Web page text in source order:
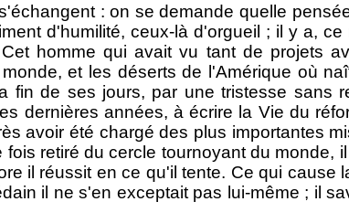
: on se demande quelle
d'humilité, ceux-là d'orgueil ; il y a,
homme qui avait vu tant de projets
et les déserts de l'Amérique où
de ses jours, par une tristesse sans
dernières années, à écrire la Vie du
avoir été chargé des plus importantes
retiré du cercle tournoyant du monde,
il réussit en ce qu'il tente. Ce qui cause
il ne s'en exceptait pas lui-même ; il